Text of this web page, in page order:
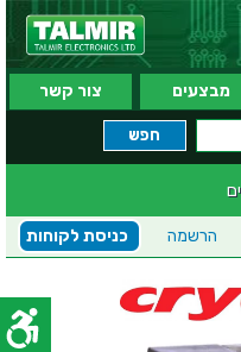
מבצעים צור קשר
כניסת לקוחות הרשמה